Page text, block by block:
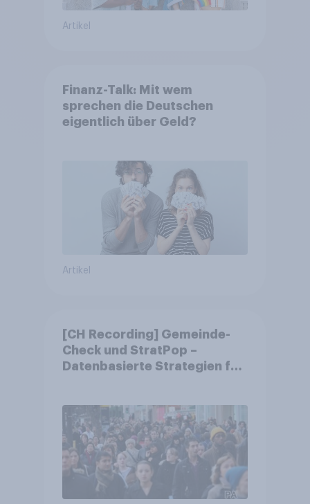
Artikel
Finanz-Talk: Mit wem
sprechen die Deutschen
eigentlich über Geld?
Artikel
[CH Recording] Gemeinde-
Check und StratPop –
Datenbasierte Strategien für